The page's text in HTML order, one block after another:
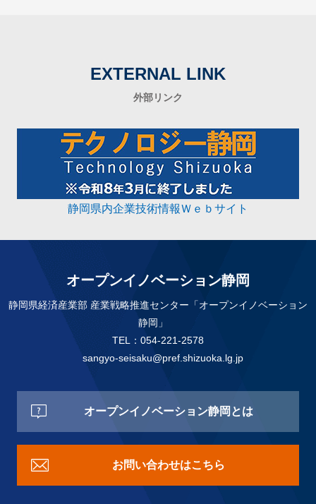
EXTERNAL LINK
外部リンク
静岡県内企業技術情報Ｗｅｂサイト
オープンイノベーション静岡
静岡県経済産業部 産業戦略推進センター「オープンイノベーション
静岡」
TEL：054-221-2578
sangyo-seisaku@pref.shizuoka.lg.jp
オープンイノベーション静岡とは
お問い合わせはこちら